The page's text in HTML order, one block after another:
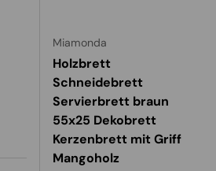
Miamonda
Holzbrett
Schneidebrett
Servierbrett braun
55x25 Dekobrett
Kerzenbrett mit Griff
Mangoholz